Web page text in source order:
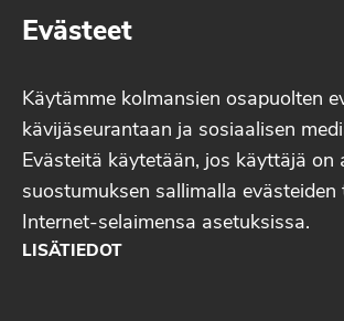
Evästeet
Käytämme kolmansien osapuolten
kävijäseurantaan ja sosiaalisen
Evästeitä käytetään, jos käyttäjä on
suostumuksen sallimalla evästeiden
Internet-selaimensa asetuksissa.
LISÄTIEDOT